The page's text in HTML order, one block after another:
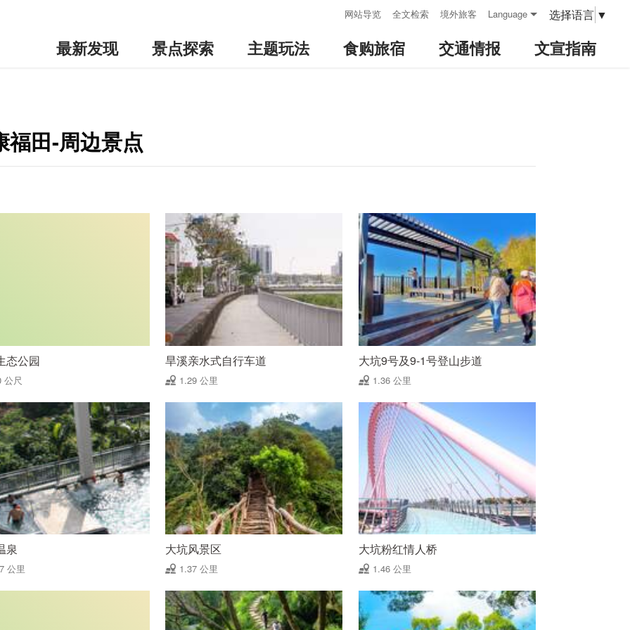
网站导览 全文检索 境外旅客 Language 选择语言 ▼
最新发现 景点探索 主题玩法 食购旅宿 交通情报 文宣指南
福田-周边景点
态公园
公尺
旱溪亲水式自行车道
1.29 公里
大坑9号及9-1号登山步道
1.36 公里
泉
公里
大坑风景区
1.37 公里
大坑粉红情人桥
1.46 公里